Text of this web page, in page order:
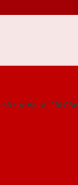
cực đẹp tại Sài Gòn